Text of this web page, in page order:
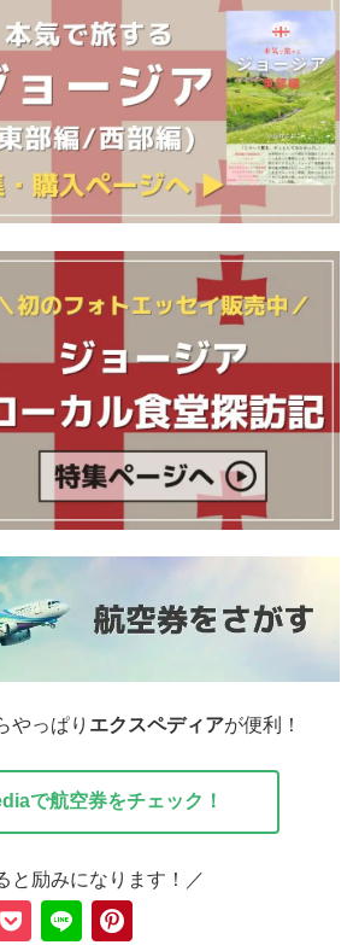
やっぱり エクスペディアが便利！
で航空券をチェック！
と励みになります！／